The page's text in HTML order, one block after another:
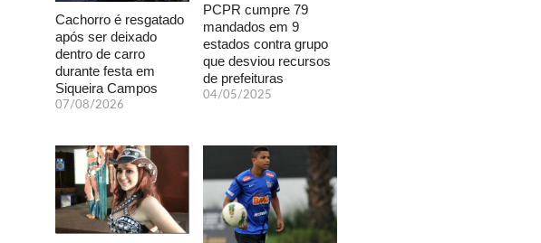
Cachorro é resgatado
após ser deixado
dentro de carro
durante festa em
Siqueira Campos
07/08/2026
PCPR cumpre 79
mandados em 9
estados contra grupo
que desviou recursos
de prefeituras
04/05/2025